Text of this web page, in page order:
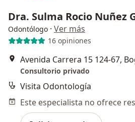
Dra. Sulma Rocio Nuñez
Odontólogo · Ver más
16 opiniones
Avenida Carrera 15 124-67,
Consultorio privado
Visita Odontología